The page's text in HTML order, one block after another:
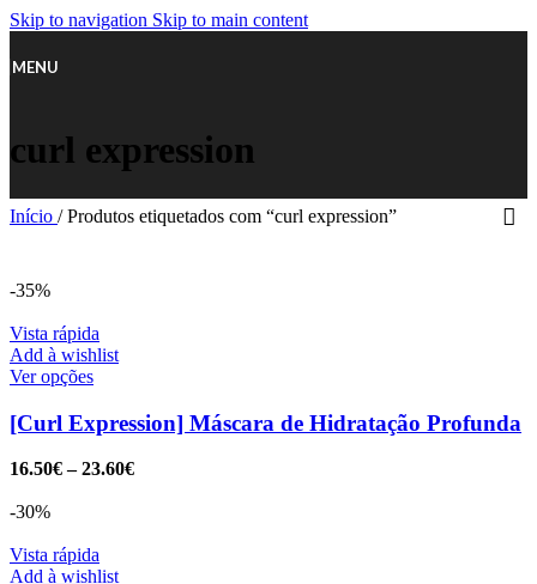
Skip to navigation Skip to main content
MENU
curl expression
Início / Produtos etiquetados com “curl expression”
-35%
Vista rápida
Add à wishlist
Ver opções
[Curl Expression] Máscara de Hidratação Profunda
16.50€ – 23.60€
-30%
Vista rápida
Add à wishlist